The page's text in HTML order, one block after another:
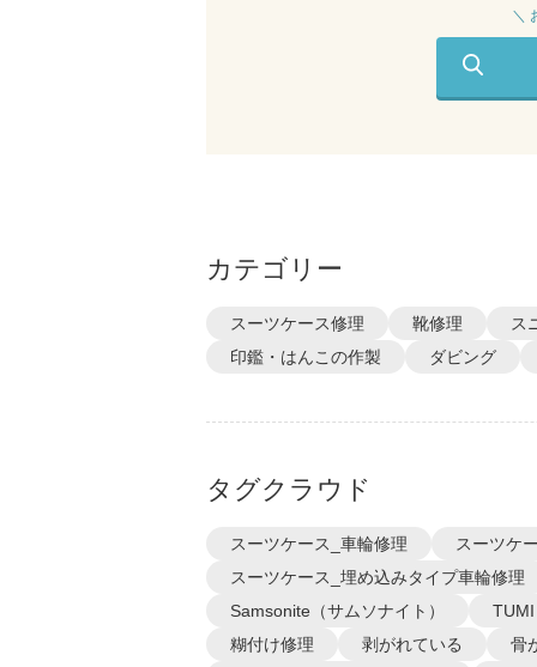
＼
カテゴリー
スーツケース修理 靴修理
ス
印鑑・はんこの作製
ダビング
タグクラウド
スーツケース_車輪修理
スーツケ
スーツケース_埋め込みタイプ車輪修理
Samsonite（サムソナイト）
糊付け修理
剥がれている
骨